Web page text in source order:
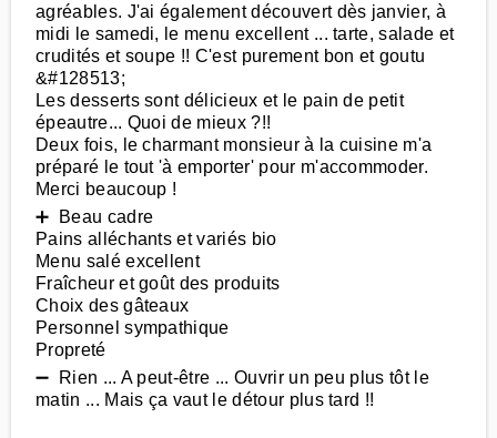
agréables. J'ai également découvert dès janvier, à
midi le samedi, le menu excellent ... tarte, salade et
crudités et soupe !! C'est purement bon et goutu
&#128513;
Les desserts sont délicieux et le pain de petit
épeautre... Quoi de mieux ?!!
Deux fois, le charmant monsieur à la cuisine m'a
préparé le tout 'à emporter' pour m'accommoder.
Merci beaucoup !
➕ Beau cadre
Pains alléchants et variés bio
Menu salé excellent
Fraîcheur et goût des produits
Choix des gâteaux
Personnel sympathique
Propreté
➖ Rien ... A peut-être ... Ouvrir un peu plus tôt le
matin ... Mais ça vaut le détour plus tard !!